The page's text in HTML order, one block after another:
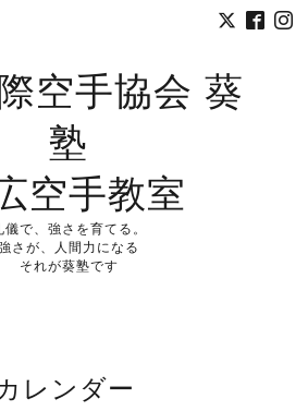
空手協会 葵
塾
空手教室
儀で、強さを育てる。
さが、人間力になる
それが葵塾です
レンダー